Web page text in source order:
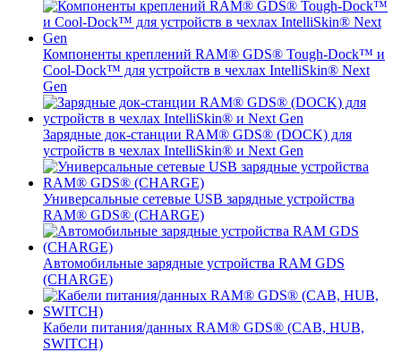
Компоненты креплений RAM® GDS® Tough-Dock™ и
Cool-Dock™ для устройств в чехлах IntelliSkin® Next
Gen
Зарядные док-станции RAM® GDS® (DOCK) для
устройств в чехлах IntelliSkin® и Next Gen
Универсальные сетевые USB зарядные устройства
RAM® GDS® (CHARGE)
Автомобильные зарядные устройства RAM GDS
(CHARGE)
Кабели питания/данных RAM® GDS® (CAB, HUB,
SWITCH)